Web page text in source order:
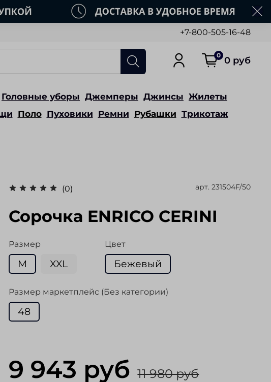
+7-800-505-16-48
0 0 руб
Головные уборы Джемперы Джинсы Жилеты
Поло Пуховики Ремни Рубашки Трикотаж
(0) арт. 231504F/50
Сорочка ENRICO CERINI
Размер
M XXL
Цвет
Бежевый
Размер маркетплейс (Без категории)
48
9 943 руб 11 980 руб